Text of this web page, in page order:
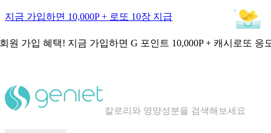
지금 가입하면 10,000P + 로또 10장 지급
원 가입 혜택! 지금 가입하면 G 포인트 10,000P + 캐시로또 응
칼로리와 영양성분을 검색해보세요